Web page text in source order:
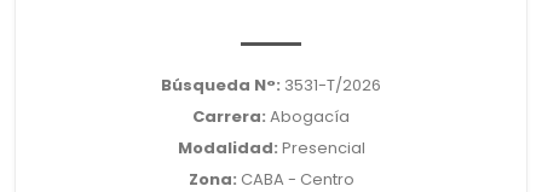
Búsqueda N°: 3531-T/2026
Carrera: Abogacía
Modalidad: Presencial
Zona: CABA - Centro